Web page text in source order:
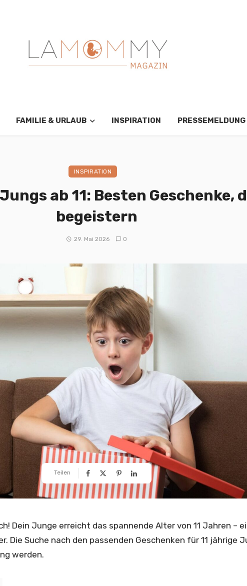
FAMILIE & URLAUB INSPIRATION PRESSEMELDUNG
INSPIRATION
ab 11: Besten Geschenke,
begeistern
29. Mai 2026 0
Teilen
Dein Junge erreicht das spannende Alter von 11 Jahren –
Die Suche nach den passenden Geschenken für 11 jährige
werden.